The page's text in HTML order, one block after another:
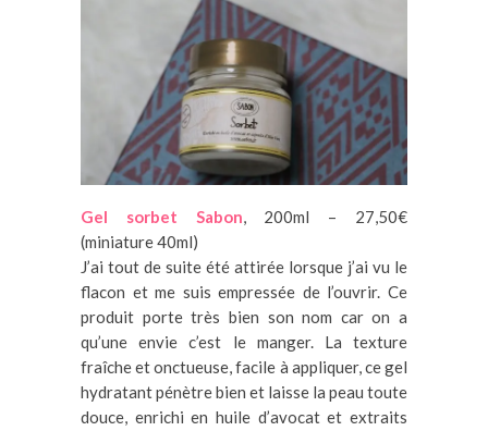
Gel sorbet Sabon, 200ml – 27,50€
(miniature 40ml)
J’ai tout de suite été attirée lorsque j’ai vu le
flacon et me suis empressée de l’ouvrir. Ce
produit porte très bien son nom car on a
qu’une envie c’est le manger. La texture
fraîche et onctueuse, facile à appliquer, ce gel
hydratant pénètre bien et laisse la peau toute
douce, enrichi en huile d’avocat et extraits